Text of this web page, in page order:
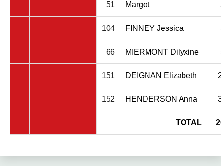
51
Margot
104 FINNEY Jessica
66 MIERMONT Dilyxine
151 DEIGNAN Elizabeth
152 HENDERSON Anna
TOTAL